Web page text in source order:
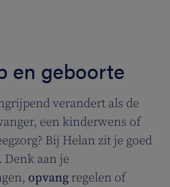
en geboorte
verandert als de
een kinderwens of
Bij Helan zit je goed
aan je
opvang regelen of